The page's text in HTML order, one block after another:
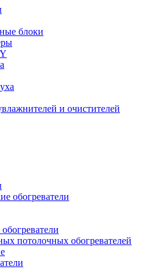
блоки
и очистителей
обогреватели
потолочных обогревателей